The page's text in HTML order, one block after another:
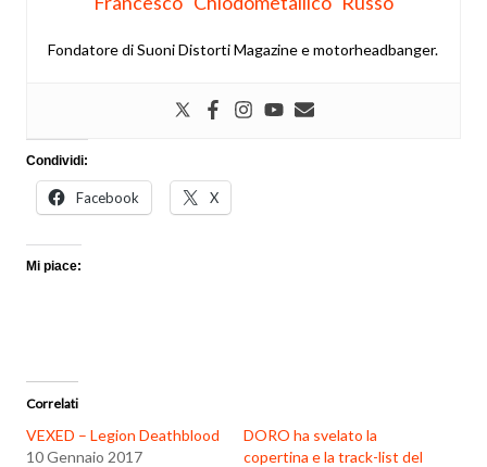
Fondatore di Suoni Distorti Magazine e motorheadbanger.
Condividi:
Facebook X
Mi piace:
Correlati
VEXED – Legion Deathblood
10 Gennaio 2017
DORO ha svelato la
copertina e la track-list del